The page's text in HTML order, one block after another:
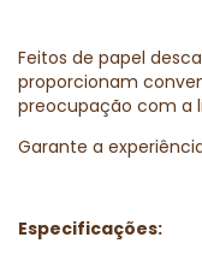
Feitos de papel
proporcionam
preocupação com a
Garante a
Especificações: